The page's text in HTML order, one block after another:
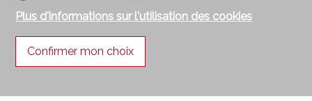
Plus d'informations sur l'utilisation des cookies
Confirmer mon choix